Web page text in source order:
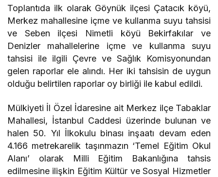
Toplantıda ilk olarak Göynük ilçesi Çatacık köyü,
Merkez mahallesine içme ve kullanma suyu tahsisi
ve Seben ilçesi Nimetli köyü Bekirfakılar ve
Denizler mahallelerine içme ve kullanma suyu
tahsisi ile ilgili Çevre ve Sağlık Komisyonundan
gelen raporlar ele alındı. Her iki tahsisin de uygun
olduğu belirtilen raporlar oy birliği ile kabul edildi.
Mülkiyeti İl Özel İdaresine ait Merkez ilçe Tabaklar
Mahallesi, İstanbul Caddesi üzerinde bulunan ve
halen 50. Yıl İlkokulu binası inşaatı devam eden
4.166 metrekarelik taşınmazın ‘Temel Eğitim Okul
Alanı’ olarak Milli Eğitim Bakanlığına tahsis
edilmesine ilişkin Eğitim Kültür ve Sosyal Hizmetler